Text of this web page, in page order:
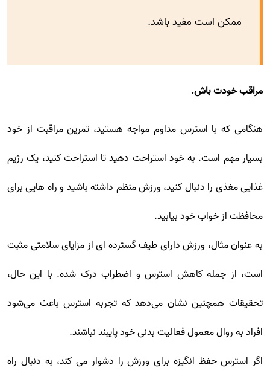
ممکن است مفید باشد.
مراقب خودت باش.
هنگامی که با استرس مداوم مواجه هستید، تمرین مراقبت از خود
بسیار مهم است. به خود استراحت دهید تا استراحت کنید، یک رژیم
غذایی مغذی را دنبال کنید، ورزش منظم داشته باشید و راه هایی برای
محافظت از خواب خود بیابید.
به عنوان مثال، ورزش دارای طیف گسترده ای از مزایای سلامتی مثبت
است، از جمله کاهش استرس و اضطراب درک شده. با این حال،
تحقیقات همچنین نشان می‌دهد که تجربه استرس باعث می‌شود
افراد به روال معمول فعالیت بدنی خود پایبند نباشند.
اگر استرس حفظ انگیزه برای ورزش را دشوار می کند، به دنبال راه